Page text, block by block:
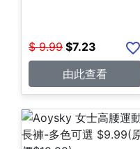
$ 9.99 $7.23
由此查看